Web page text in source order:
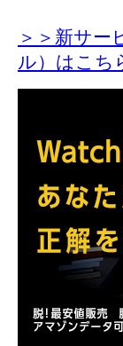
＞＞新サー
ル）はこち